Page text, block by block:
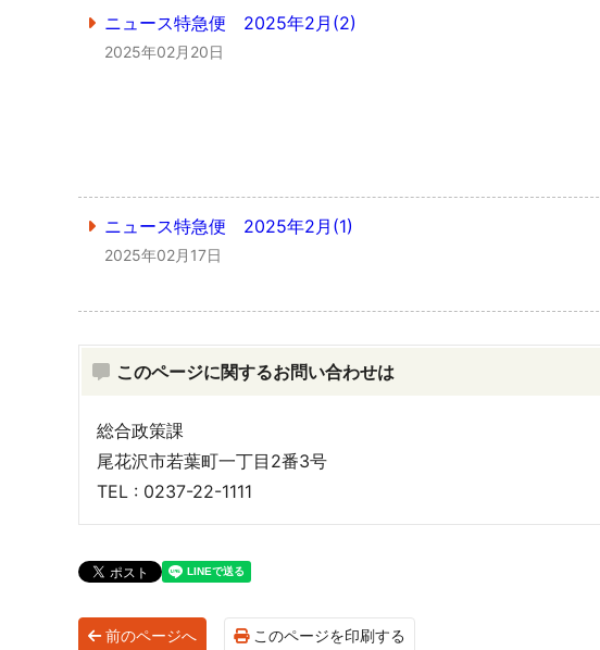
ニュース特急便 2025年2月(2)
2025年02月20日
ニュース特急便 2025年2月(1)
2025年02月17日
このページに関するお問い合わせは
総合政策課
尾花沢市若葉町一丁目2番3号
TEL : 0237-22-1111
前のページへ このページを印刷する